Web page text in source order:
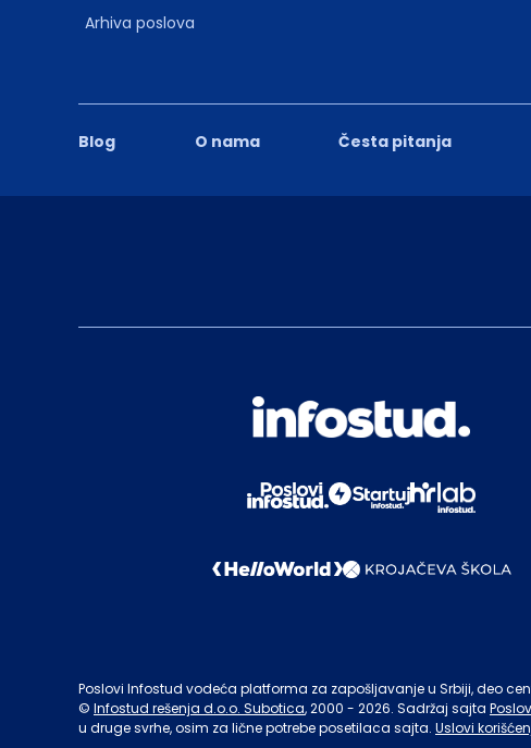
Blog O nama Česta pitanja
Arhiva poslova
Poslovi Infostud vodeća platforma za zapošljavanje u Srbiji, deo
© Infostud rešenja d.o.o. Subotica, 2000 - 2026. Sadržaj sajta
u druge svrhe, osim za lične potrebe posetilaca sajta. Uslovi